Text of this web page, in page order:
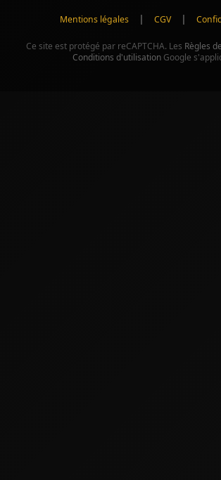
Mentions légales | CGV |
Ce site est protégé par reCAPTCHA. Les Règles
Conditions d'utilisationGoogle